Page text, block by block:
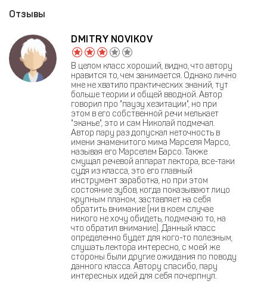
Отзывы
DMITRY NOVIKOV
В целом класс хороший, видно, что автору
нравится то, чем занимается. Однако лично
мне не хватило практических знаний, тут
больше теории и общей вводной. Автор
говорил про "паузу хезитации", но при
этом в его собственной речи мелькает
"эканье", это и сам Николай подмечал.
Автор пару раз допускал неточность в
имени знаменитого мима Марселя Марсо,
называя его Марселем Барсо. Также
смущал речевой аппарат лектора, все-таки
судя из класса, это его главный
инструмент заработка, но при этом
состояние зубов, когда показывают лицо
крупным планом, заставляет на себя
обратить внимание (ни в коем случае
никого не хочу обидеть, подмечаю то, на
что обратил внимание). Данный класс
определенно будет для кого-то полезным,
слушать лектора интересно, с моей же
стороны были другие ожидания по поводу
данного класса. Автору спасибо, пару
интересных идей для себя почерпнул.